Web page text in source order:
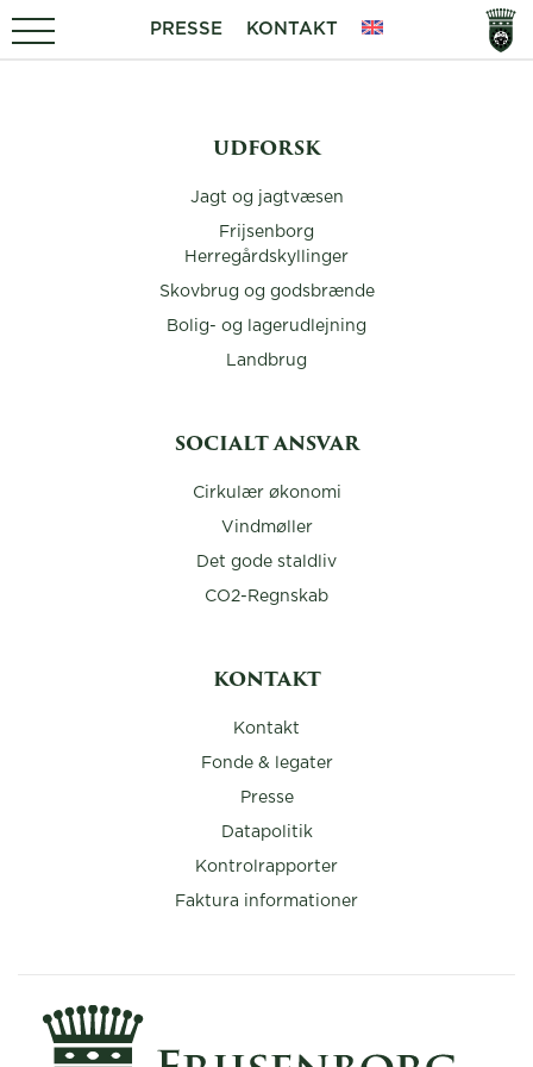
PRESSE KONTAKT
UDFORSK
Jagt og jagtvæsen
Frijsenborg
Herregårdskyllinger
Skovbrug og godsbrænde
Bolig- og lagerudlejning
Landbrug
SOCIALT ANSVAR
Cirkulær økonomi
Vindmøller
Det gode staldliv
CO2-Regnskab
KONTAKT
Kontakt
Fonde & legater
Presse
Datapolitik
Kontrolrapporter
Faktura informationer